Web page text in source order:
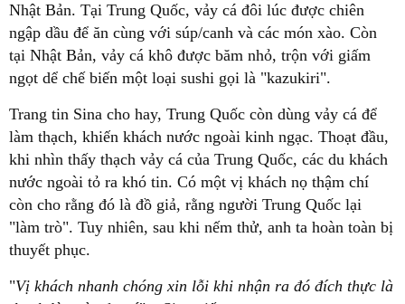
Nhật Bản. Tại Trung Quốc, vảy cá đôi lúc được chiên
ngập dầu để ăn cùng với súp/canh và các món xào. Còn
tại Nhật Bản, vảy cá khô được băm nhỏ, trộn với giấm
ngọt dể chế biến một loại sushi gọi là "kazukiri".
Trang tin Sina cho hay, Trung Quốc còn dùng vảy cá để
làm thạch, khiến khách nước ngoài kinh ngạc. Thoạt đầu,
khi nhìn thấy thạch vảy cá của Trung Quốc, các du khách
nước ngoài tỏ ra khó tin. Có một vị khách nọ thậm chí
còn cho rằng đó là đồ giả, rằng người Trung Quốc lại
"làm trò". Tuy nhiên, sau khi nếm thử, anh ta hoàn toàn bị
thuyết phục.
"Vị khách nhanh chóng xin lỗi khi nhận ra đó đích thực là